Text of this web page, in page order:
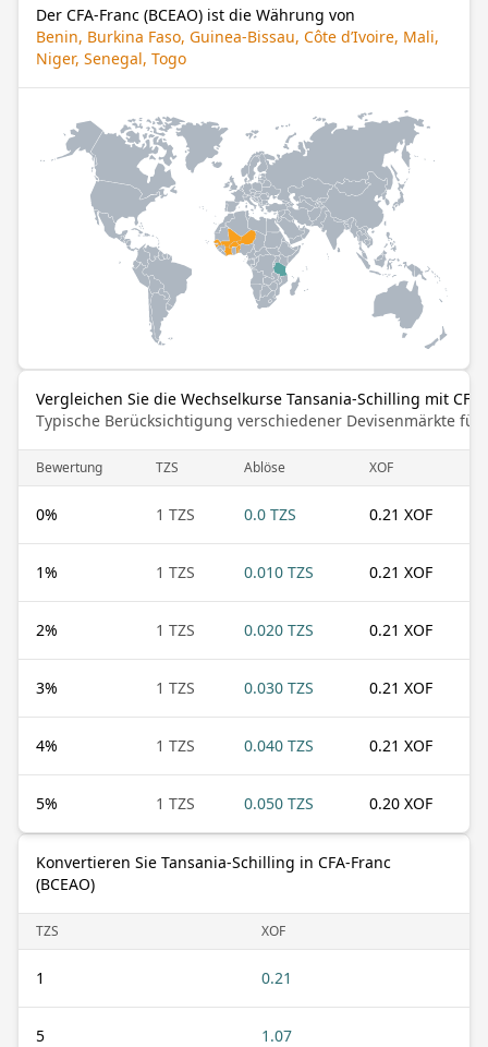
Der CFA-Franc (BCEAO) ist die Währung von
Benin, Burkina Faso, Guinea-Bissau, Côte d’Ivoire, Mali,
Niger, Senegal, Togo
Vergleichen Sie die Wechselkurse Tansania-Schilling mit CFA-
Typische Berücksichtigung verschiedener Devisenmärkte für
Bewertung TZS Ablöse XOF
0% 1 TZS 0.0 TZS 0.21 XOF
1% 1 TZS 0.010 TZS 0.21 XOF
2% 1 TZS 0.020 TZS 0.21 XOF
3% 1 TZS 0.030 TZS 0.21 XOF
4% 1 TZS 0.040 TZS 0.21 XOF
5% 1 TZS 0.050 TZS 0.20 XOF
Konvertieren Sie Tansania-Schilling in CFA-Franc
(BCEAO)
TZS XOF
1 0.21
5 1.07